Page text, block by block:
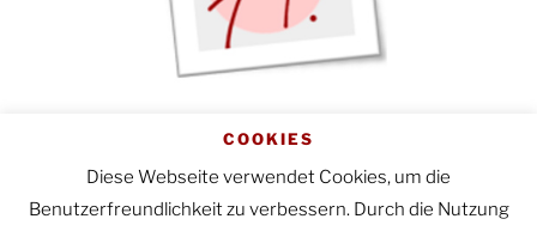
Startseite|Impressum
Datenschutzerklärung
COOKIES
Diese Webseite verwendet Cookies, um die
Benutzerfreundlichkeit zu verbessern. Durch die Nutzung